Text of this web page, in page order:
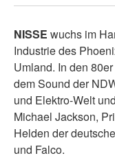
NISSE wuchs im
Industrie des
Umland. In den
dem Sound der
und Elektro-Welt
Michael Jackson,
Helden der
und Falco.